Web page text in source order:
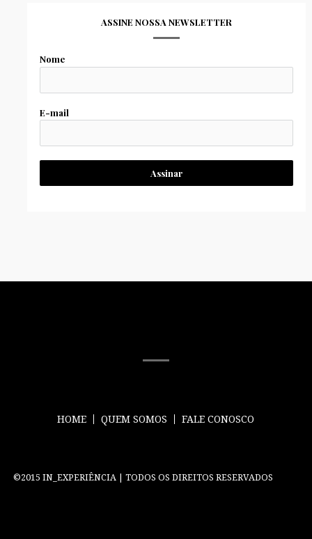
ASSINE NOSSA NEWSLETTER
Nome
E-mail
Assinar
HOME QUEM SOMOS FALE CONOSCO
©2015 IN_EXPERIÊNCIA | TODOS OS DIREITOS RESERVADOS